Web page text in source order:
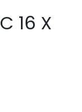
16 X